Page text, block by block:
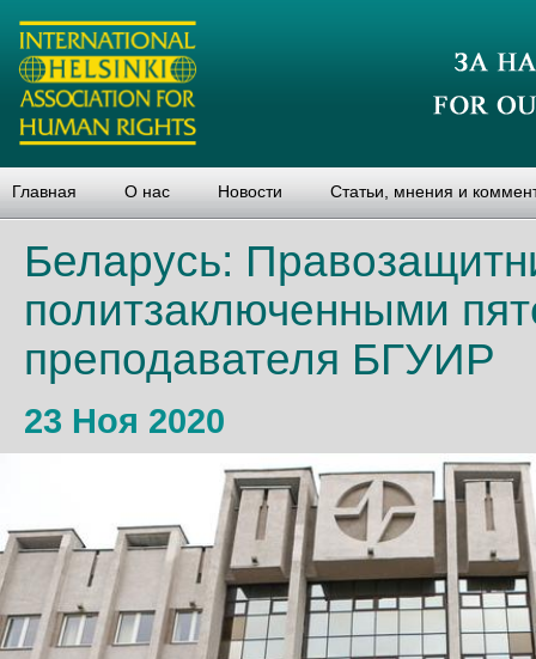
Главная О нас Новости Статьи, мнения и
Беларусь:
политзаключенными
преподавателя БГУИР
23 Ноя 2020